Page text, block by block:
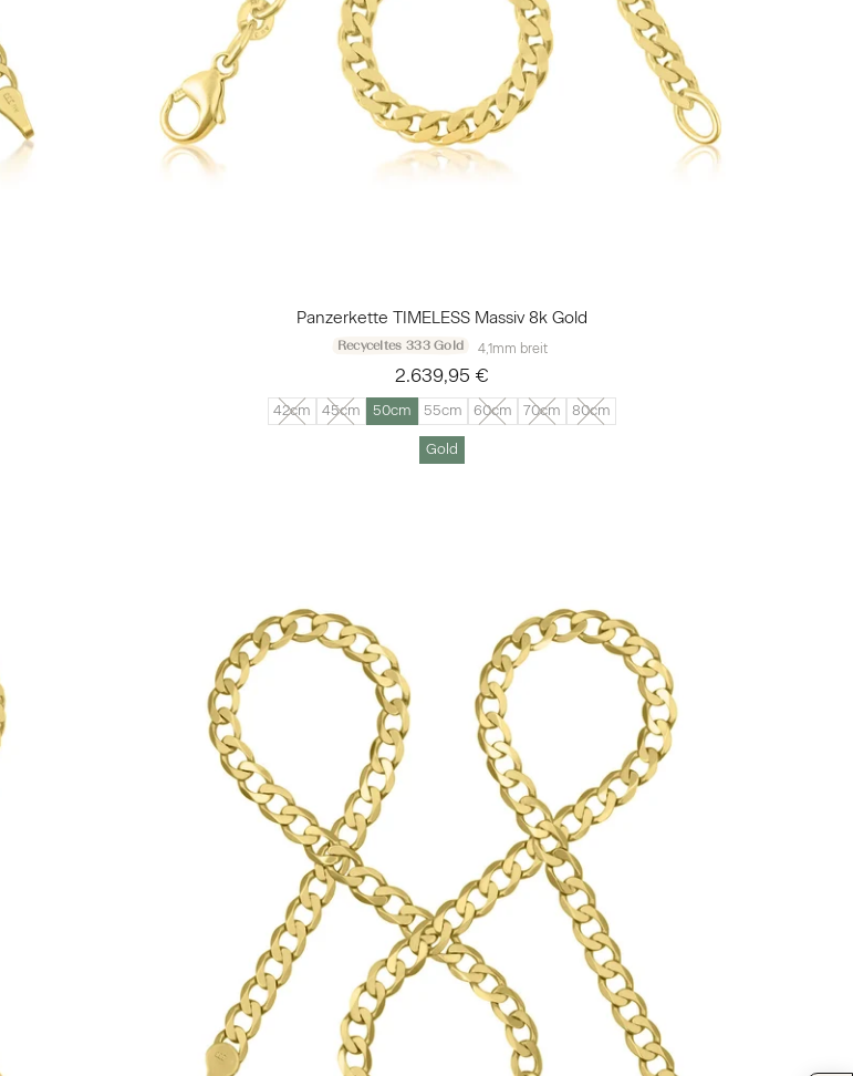
Panzerkette TIMELESS Massiv 8k Gold
Recyceltes 333 Gold 4,1mm breit
2.639,95 €
42cm 45cm 50cm 55cm 60cm 70cm 80cm
Gold